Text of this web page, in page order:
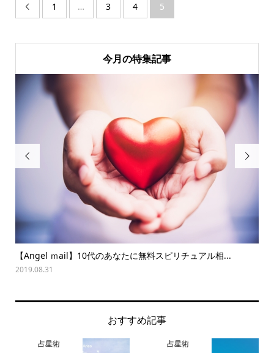
 1 … 3 4 5
今月の特集記事

【Angel ｍail】10代のあなたに無料スピリチュアル相...
2019.08.31

おすすめ記事
占星術 占星術